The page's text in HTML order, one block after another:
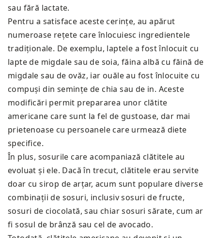
sau fără lactate.
Pentru a satisface aceste cerințe, au apărut
numeroase rețete care înlocuiesc ingredientele
tradiționale. De exemplu, laptele a fost înlocuit cu
lapte de migdale sau de soia, făina albă cu făină de
migdale sau de ovăz, iar ouăle au fost înlocuite cu
compuși din semințe de chia sau de in. Aceste
modificări permit prepararea unor clătite
americane care sunt la fel de gustoase, dar mai
prietenoase cu persoanele care urmează diete
specifice.
În plus, sosurile care acompaniază clătitele au
evoluat și ele. Dacă în trecut, clătitele erau servite
doar cu sirop de arțar, acum sunt populare diverse
combinații de sosuri, inclusiv sosuri de fructe,
sosuri de ciocolată, sau chiar sosuri sărate, cum ar
fi sosul de brânză sau cel de avocado.